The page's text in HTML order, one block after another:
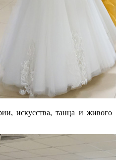
искусства, танца и живого